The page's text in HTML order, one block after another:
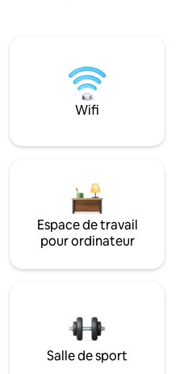
Wifi
Espace de travail
pour ordinateur
Salle de sport